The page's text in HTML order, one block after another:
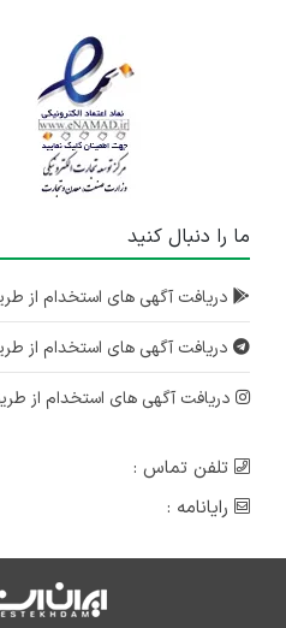
ما را دنبال کنید
دریافت آگهی های استخدام از
دریافت آگهی های استخدام از
دریافت آگهی های استخدام از
تلفن تماس :
رایانامه :